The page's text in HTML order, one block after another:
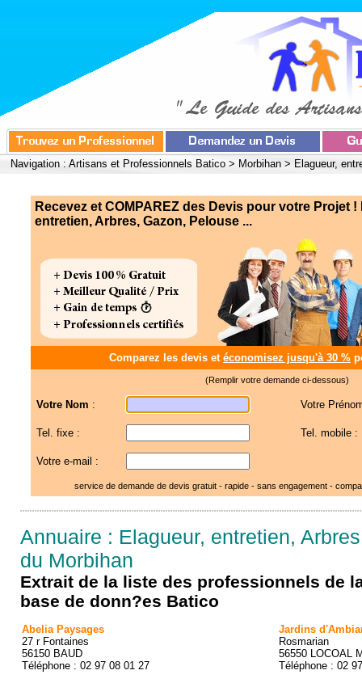
Navigation : Artisans et Professionnels Batico > Morbihan > Elagueur,
Recevez et COMPAREZ des Devis pour votre Projet !
entretien, Arbres, Gazon, Pelouse ...
Comparez les devis et économisez jusqu'à 30 %
(Remplir votre demande ci-dessous)
Votre Nom : Votre
Tel. fixe : Tel. mobile :
Votre e-mail :
service de demande de devis gratuit - rapide - sans engagement -
Annuaire : Elagueur, entretien,
du Morbihan
Extrait de la liste des professionnels de
base de donn?es Batico
Abelia Paysages
27 r Fontaines
56150 BAUD
Téléphone : 02 97 08 01 27
Jardins
Rosmarian
56550 LOCOAL
Téléphone : 02